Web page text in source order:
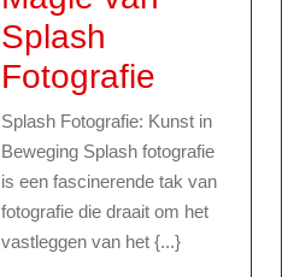
Splash
Fotografie
De
Magie
van
Splash Fotografie: Kunst in
Beweging Splash fotografie
is een fascinerende tak van
fotografie die draait om het
vastleggen van het {...}